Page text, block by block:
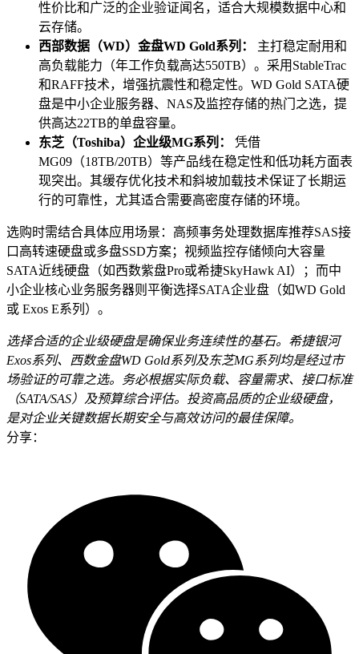
性价比和广泛的企业验证闻名，适合大规模数据中心和
云存储。
西部数据（WD）金盘WD Gold系列：
主打稳定耐用和
高负载能力（年工作负载高达550TB）。采用StableTrac
和RAFF技术，增强抗震性和稳定性。WD Gold SATA硬
盘是中小企业服务器、NAS及监控存储的热门之选，提
供高达22TB的单盘容量。
东芝（Toshiba）企业级MG系列：
凭借
MG09（18TB/20TB）等产品线在稳定性和低功耗方面表
现突出。其缓存优化技术和斜坡加载技术保证了长期运
行的可靠性，尤其适合需要高密度存储的环境。
选购时需结合具体应用场景：高频事务处理数据库推荐SAS接
口高转速硬盘或多盘SSD方案；视频监控存储倾向大容量
SATA近线硬盘（如西数紫盘Pro或希捷SkyHawk AI）；而中
小企业核心业务服务器则平衡选择SATA企业盘（如WD Gold
或 Exos E系列）。
选择合适的企业级硬盘是确保业务连续性的基石。希捷银河
Exos系列、西数金盘WD Gold系列及东芝MG系列均是经过市
场验证的可靠之选。务必根据实际负载、容量需求、接口标准
（SATA/SAS）及预算综合评估。投资高品质的企业级硬盘，
是对企业关键数据长期安全与高效访问的最佳保障。
分享：